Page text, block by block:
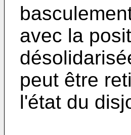
avec la
peut être
l'état du